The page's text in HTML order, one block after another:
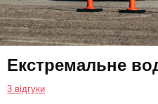
Екстремальне
3 відгуки